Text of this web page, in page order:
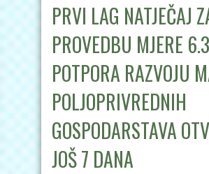
PRVI LAG NATJEČAJ
PROVEDBU MJERE
POTPORA RAZVOJU
POLJOPRIVREDNIH
GOSPODARSTAVA
JOŠ 7 DANA